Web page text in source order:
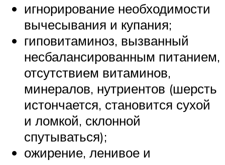
игнорирование необходимости
вычесывания и купания;
гиповитаминоз, вызванный
несбалансированным питанием,
отсутствием витаминов,
минералов, нутриентов (шерсть
истончается, становится сухой
и ломкой, склонной
спутываться);
ожирение, ленивое и